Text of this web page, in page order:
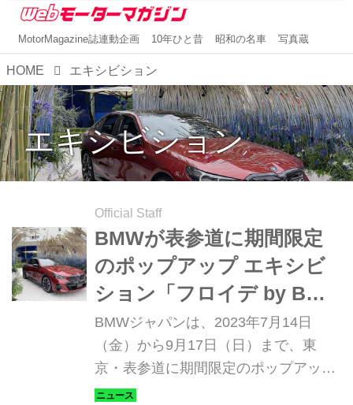
MotorMagazine誌連動企画 10年ひと昔 昭和の名車 写真蔵
HOME エキシビション
エキシビション
Official Staff
BMWが表参道に期間限定
のポップアップ エキシビ
ション「フロイデ by BMW
ｰ ザ・ガーデン」をオープ
ン【イベント】
BMWジャパンは、2023年7月14日
（金）から9月17日（日）まで、東
京・表参道に期間限定のポップアップ
エキシビション「フロイデ